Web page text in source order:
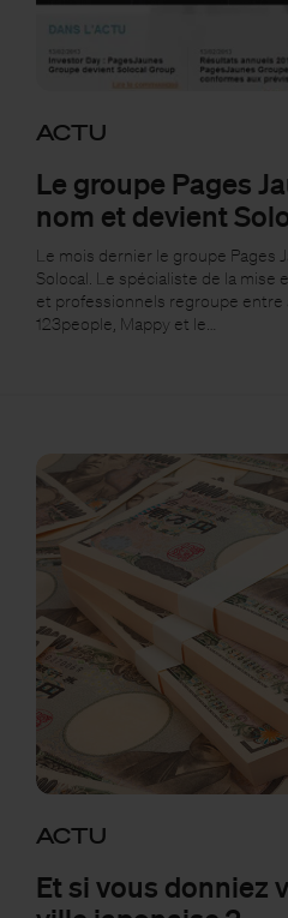
ACTU
Le groupe Pages
nom et devient
Le mois dernier le groupe Pages
Solocal. Le spécialiste de la
et professionnels regroupe entre
123people, Mappy et le…
ACTU
Et si vous donniez